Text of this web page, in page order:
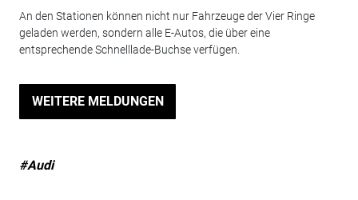
An den Stationen können nicht nur Fahrzeuge der Vier Ringe
geladen werden, sondern alle E-Autos, die über eine
entsprechende Schnelllade-Buchse verfügen.
WEITERE MELDUNGEN
#Audi